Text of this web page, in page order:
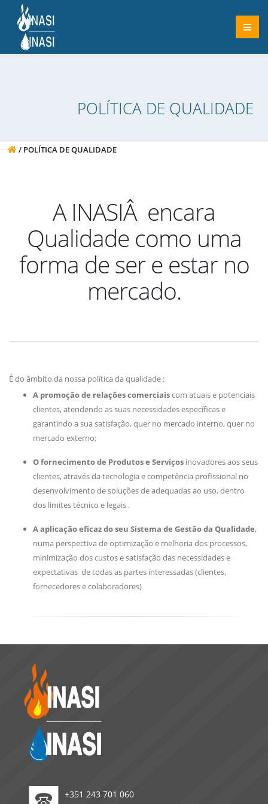
POLÍ­TICA DE QUALIDADE
/ POLÍ­TICA DE QUALIDADE
A INASIÂ encara
Qualidade como uma
forma de ser e estar no
mercado.
É do âmbito da nossa política da qualidade :
A promoção de relações comerciaiscom atuais e potenciais
clientes, atendendo as suas necessidades específicas e
garantindo a sua satisfação, quer no mercado interno, quer no
mercado externo;
O fornecimento de Produtos e Serviços inovadores aos seus
clientes, através da tecnologia e competência profissional no
desenvolvimento de soluções de adequadas ao uso, dentro
dos limites técnico e legais .
A aplicação eficaz do seu Sistema de Gestão da Qualidade,
numa perspectiva de optimização e melhoria dos processos,
minimização dos custos e satisfação das necessidades e
expectativas de todas as partes interessadas (clientes,
fornecedores e colaboradores)
+351 243 701 060